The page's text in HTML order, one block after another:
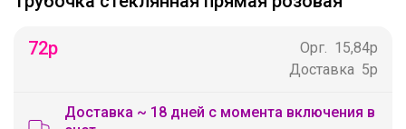
72р Орг.
15,84р
Доставка 5р
Доставка ~ 18 дней с момента включения в